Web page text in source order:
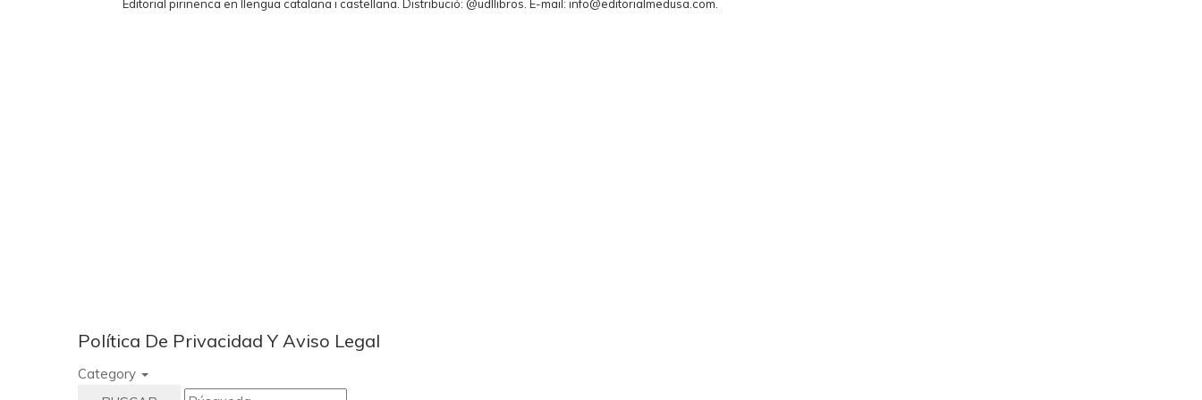
Editorial pirinenca en llengua catalana i castellana. Distribució: @udllibros. E-mail: info@editorialmedusa.com.
Política De Privacidad Y Aviso Legal
Category